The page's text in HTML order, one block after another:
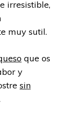
irresistible,
muy sutil.
que os
y
sin